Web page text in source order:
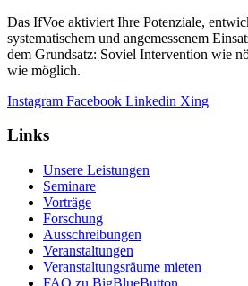
Das IfVoe aktiviert Ihre Potenziale,
systematischem und angemessenem
dem Grundsatz: Soviel Intervention wie
wie möglich.
Instagram Facebook Linkedin Xing
Links
Unsere Leistungen
Seminare
Vorträge
Forschung
Ausschreibungen
Veranstaltungen
Veranstaltungs­räume mieten
FAQ zu BigBlueButton